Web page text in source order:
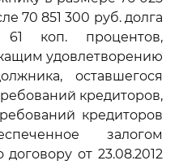
70 851 300 руб. долга
коп. процентов,
удовлетворению
оставшегося
кредиторов,
кредиторов
залогом
от 23.08.2012